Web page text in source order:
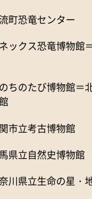
恐竜センター
ックス恐竜博物館
ちのたび博物館＝
市立考古博物館
立自然史博物館
県立生命の星・